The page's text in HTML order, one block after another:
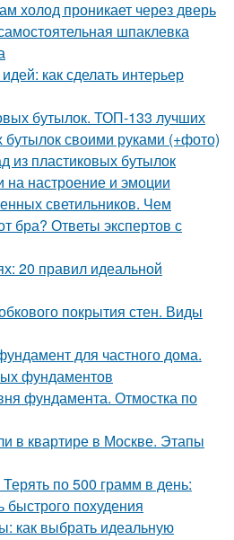
холод проникает через дверь
шпаклевка
как сделать интерьер
бутылок. ТОП-133 лучших
бутылок своими руками (+фото)
из пластиковых бутылок
на настроение и эмоции
светильников. Чем
бра? Ответы экспертов с
20 правил идеальной
покрытия стен. Виды
для частного дома.
фундаментов
фундамента. Отмостка по
в квартире в Москве. Этапы
по 500 грамм в день:
похудения
как выбрать идеальную